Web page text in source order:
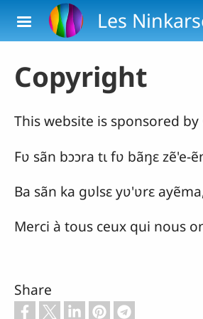
Skip to main content
Les
Copyright
This website is sponsored
Fʋ sãn bɔɔra tɩ fʋ bãŋɛ
Ba sãn ka gʋlsɛ yʋ'ʋrɛ
Merci à tous ceux qui nous
Share